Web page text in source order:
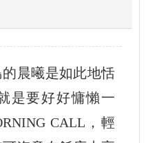
晨曦是如此地恬
是要好好慵懶一
CALL，輕